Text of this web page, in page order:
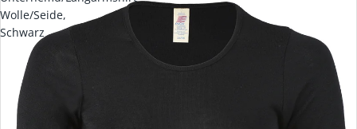
Wolle/Seide,
Schwarz